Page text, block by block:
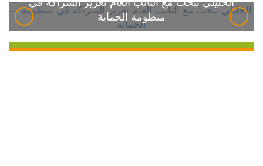
الخليلي تبحث مع النائب العام تعزيز الشراكة في
منظومة الحماية